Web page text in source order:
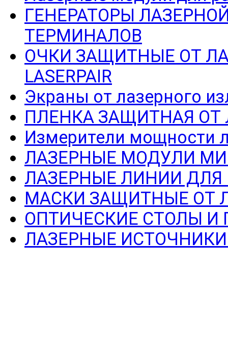
ГЕНЕРАТОРЫ
ТЕРМИНАЛОВ
ОЧКИ ЗАЩИТНЫЕ ОТ
LASERPAIR
Экраны от лазерного
ПЛЕНКА ЗАЩИТНАЯ ОТ
Измерители мощности
ЛАЗЕРНЫЕ МОДУЛИ
ЛАЗЕРНЫЕ ЛИНИИ
МАСКИ ЗАЩИТНЫЕ ОТ
ОПТИЧЕСКИЕ СТОЛЫ И
ЛАЗЕРНЫЕ ИСТОЧНИКИ